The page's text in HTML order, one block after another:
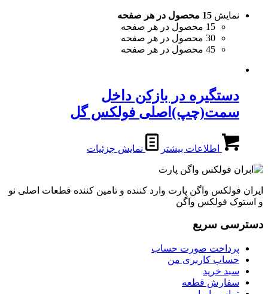
نمایش 15 محصول در هر صفحه
15 محصول در هر صفحه
30 محصول در هر صفحه
45 محصول در هر صفحه
دستگیره در بازکن داخل
سمت(چپ)اصلی فولکس گل
اطلاعات بیشتر نمایش جزئیات
ایران فولکس واگن پارت وارد کننده و تامین کننده قطعات اصلی نو
و استوک فولکس واگن
دسترسی سریع
پرداخت صورت حساب
حساب کاربری من
سبد خرید
سفارش قطعه